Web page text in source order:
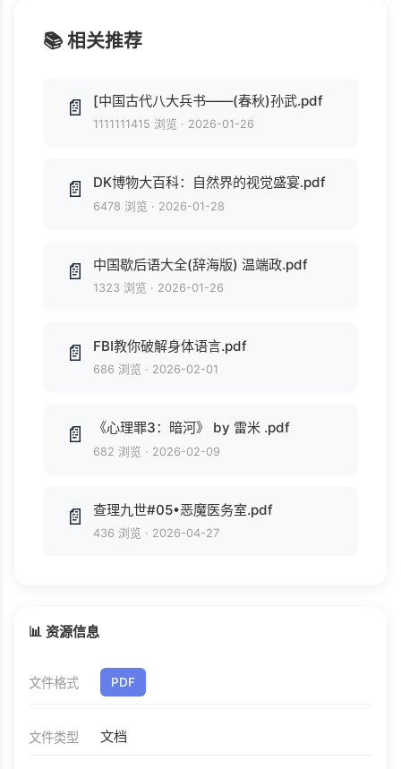
📚 相关推荐
📄 [中国古代八大兵书——(春秋)孙武.pdf
1111111415 浏览 · 2026-01-26
📄 DK博物大百科：自然界的视觉盛宴.pdf
6478 浏览 · 2026-01-28
📄 中国歇后语大全(辞海版) 温端政.pdf
1323 浏览 · 2026-01-26
📄 FBI教你破解身体语言.pdf
686 浏览 · 2026-02-01
📄 《心理罪3：暗河》 by 雷米 .pdf
682 浏览 · 2026-02-09
📄 查理九世#05•恶魔医务室.pdf
436 浏览 · 2026-04-27
📊 资源信息
文件格式 PDF
文件类型 文档